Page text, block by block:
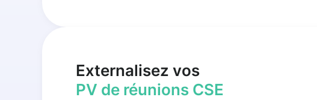
Externalisez vos
PV de réunions CSE